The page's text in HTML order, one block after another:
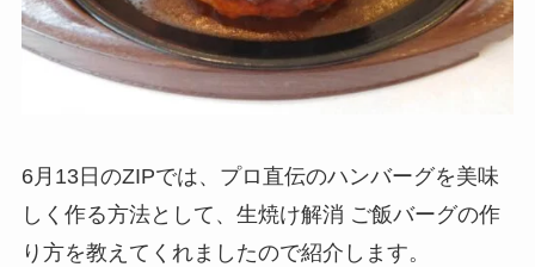
6月13日のZIPでは、プロ直伝のハンバーグを美味
しく作る方法として、生焼け解消 ご飯バーグの作
り方を教えてくれましたので紹介します。